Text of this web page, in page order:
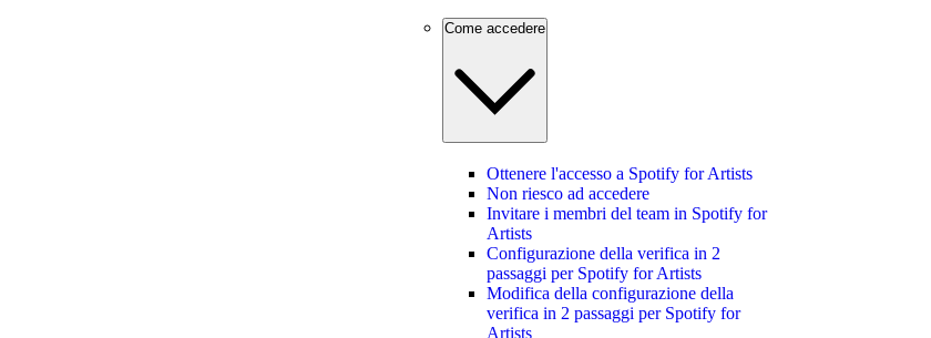
Come accedere
Ottenere l'accesso a Spotify for Artists
Non riesco ad accedere
Invitare i membri del team in Spotify for
Artists
Configurazione della verifica in 2
passaggi per Spotify for Artists
Modifica della configurazione della
verifica in 2 passaggi per Spotify for
Artists